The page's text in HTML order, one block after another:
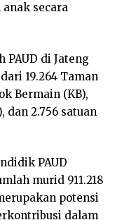
secara
PAUD di Jateng
19.264 Taman
Bermain (KB),
dan 2.756 satuan
PAUD
murid 911.218
potensi
dalam